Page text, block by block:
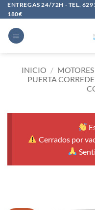
Saltar
al
contenido
ENTREGAS 24/72H - TEL.
180€
INICIO /
PUERTA
Cerrados por